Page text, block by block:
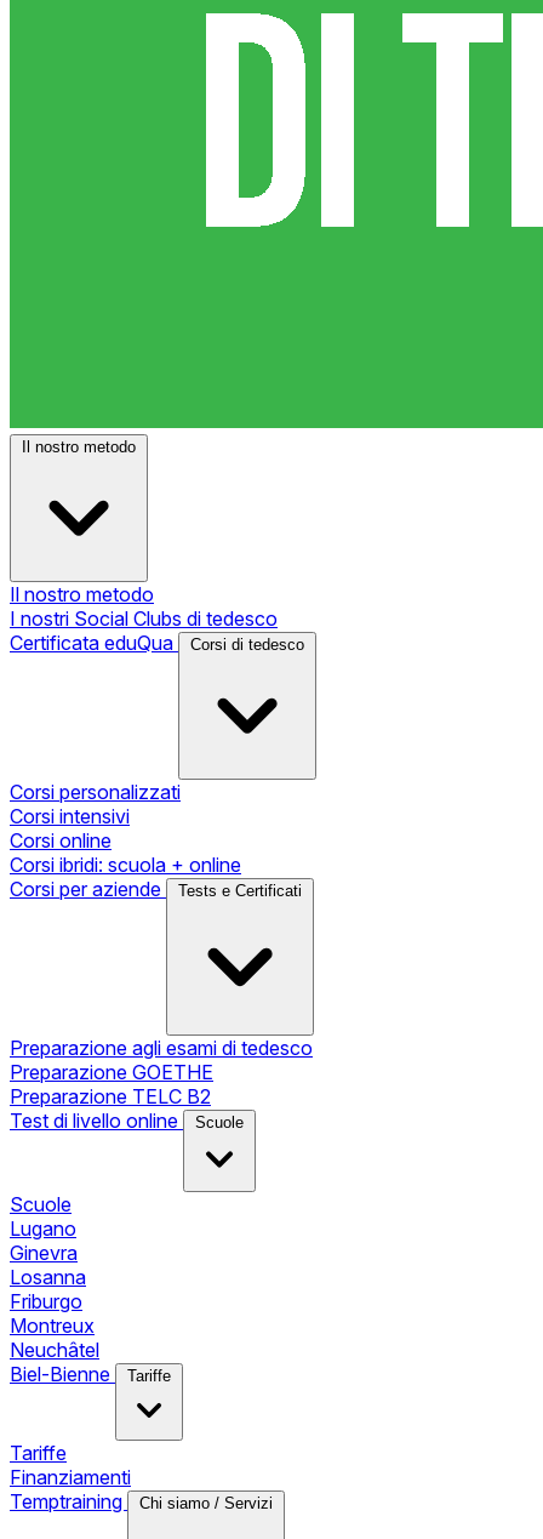
Il nostro metodo
Il nostro metodo
I nostri Social Clubs di tedesco
Certificata eduQua
Corsi di tedesco
Corsi personalizzati
Corsi intensivi
Corsi online
Corsi ibridi: scuola + online
Corsi per aziende
Tests e Certificati
Preparazione agli esami di tedesco
Preparazione GOETHE
Preparazione TELC B2
Test di livello online
Scuole
Scuole
Lugano
Ginevra
Losanna
Friburgo
Montreux
Neuchâtel
Biel-Bienne
Tariffe
Tariffe
Finanziamenti
Temptraining
Chi siamo / Servizi